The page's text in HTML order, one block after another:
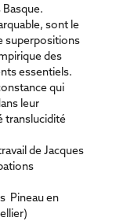
sont le
superpositions
des
essentiels.
qui
leur
translucidité
de Jacques
Pineau en